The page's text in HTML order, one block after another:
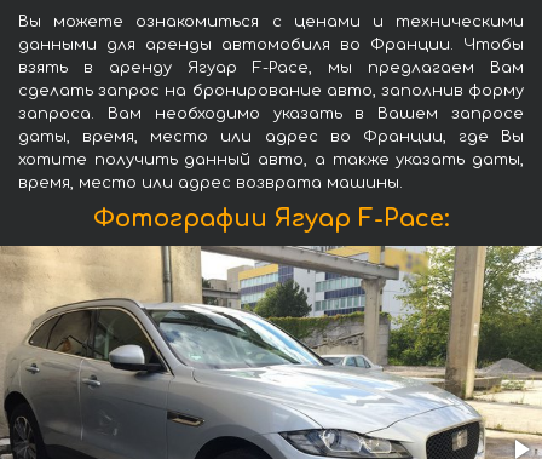
Вы можете ознакомиться с ценами и техническими
данными для аренды автомобиля во Франции. Чтобы
взять в аренду Ягуар F-Pace, мы предлагаем Вам
сделать запрос на бронирование авто, заполнив форму
запроса. Вам необходимо указать в Вашем запросе
даты, время, место или адрес во Франции, где Вы
хотите получить данный авто, а также указать даты,
время, место или адрес возврата машины.
Фотографии Ягуар F-Pace: